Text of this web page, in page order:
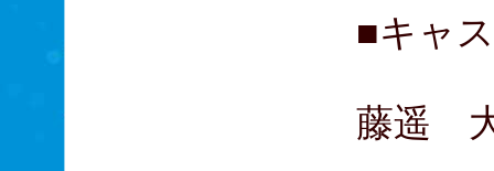
■キャ
藤遥